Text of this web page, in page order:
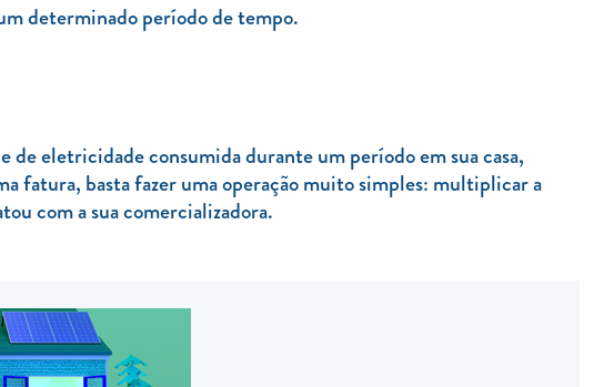
determinado período de tempo.
eletricidade consumida durante um período em sua casa,
fatura, basta fazer uma operação muito simples: multiplicar a
com a sua comercializadora.